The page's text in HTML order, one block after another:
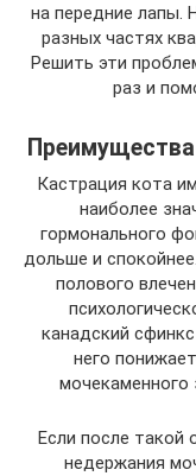
на передние лапы.
разных частях
Решить эти
раз и
Кастрация кота
наиболее
гормонального
дольше и
полового
канадский
него
мочекаменного
Если после такой
недержания